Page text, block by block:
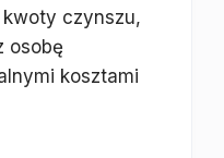
kwoty czynszu,
osobę
kosztami